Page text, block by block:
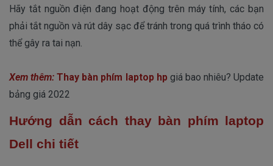
Hãy tắt nguồn điện đang hoạt động trên máy tính, các bạn
phải tắt nguồn và rút dây sạc để tránh trong quá trình tháo có
thể gây ra tai nạn.
Xem thêm:Thay bàn phím laptop hp giá bao nhiêu? Update
bảng giá 2022
Hướng dẫn cách thay bàn phím laptop
Dell chi tiết